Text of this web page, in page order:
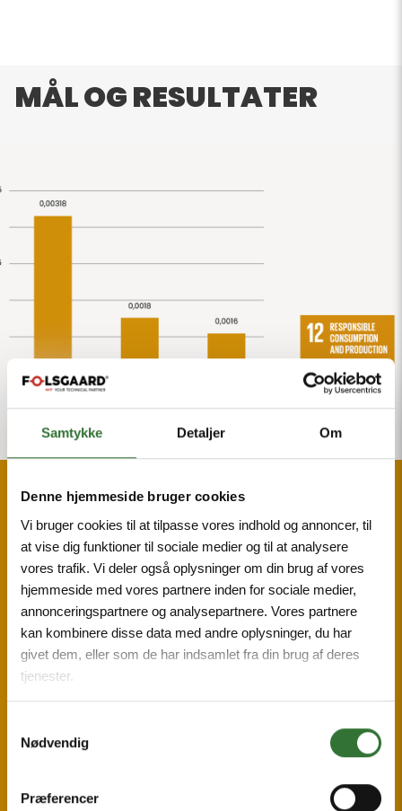
Samtykke Detaljer Om
Denne hjemmeside bruger cookies
Vi bruger cookies til at tilpasse vores indhold og annoncer, til
at vise dig funktioner til sociale medier og til at analysere
vores trafik. Vi deler også oplysninger om din brug af vores
hjemmeside med vores partnere inden for sociale medier,
annonceringspartnere og analysepartnere. Vores partnere
kan kombinere disse data med andre oplysninger, du har
givet dem, eller som de har indsamlet fra din brug af deres
tjenester.
Nødvendig
Præferencer
MÅL OG RESULTATER
SUSTAINABLE
PRODUCTION
________________________
-5%